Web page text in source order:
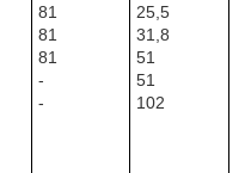
81
81
81
-
-
25,5
31,8
51
51
102